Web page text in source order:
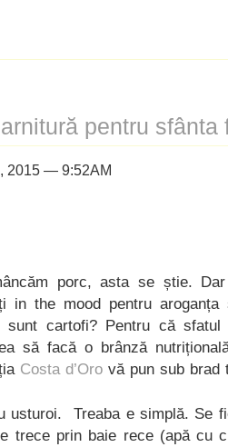
pentru sfânta
2015 — 9:52AM
porc, asta se știe.
in the mood pentru
sunt cartofi? Pentru că
să facă o brânză
Costa d’Oro vă pun sub brad
usturoi. Treaba e simplă. Se
trece prin baie rece (apă cu